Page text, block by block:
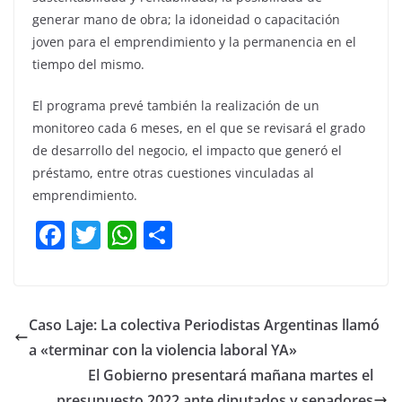
generar mano de obra; la idoneidad o capacitación
joven para el emprendimiento y la permanencia en el
tiempo del mismo.
El programa prevé también la realización de un
monitoreo cada 6 meses, en el que se revisará el grado
de desarrollo del negocio, el impacto que generó el
préstamo, entre otras cuestiones vinculadas al
emprendimiento.
F
e
b
T
er
W
s
A
p
p
ar
tir
Caso Laje: La colectiva Periodistas Argentinas llamó
a «terminar con la violencia laboral YA»
El Gobierno presentará mañana martes el